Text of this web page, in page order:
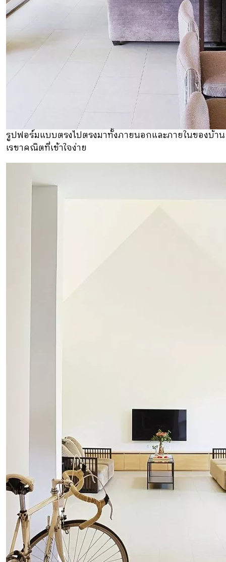
รูปฟอร์มแบบตรงไปตรงมาทั้งภายนอกและภายในของบ้
เรขาคณิตที่เข้าใจง่าย